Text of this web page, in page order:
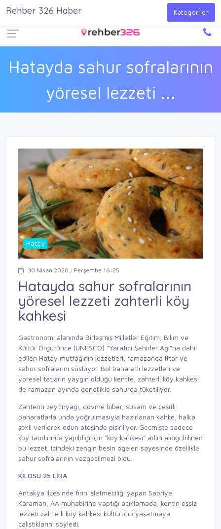
Giriş Yap
Hatayda sahur sofralarının
yöresel lezzeti ...
Rehber 326 Haber Kategoriler
Hatay
30 Nisan 2020 , Perşembe 16:25
Hatayda sahur sofralarının
yöresel lezzeti zahterli köy
kahkesi
Gastronomi alanında Birleşmiş Milletler Eğitim, Bilim ve
Kültür Örgütünce (UNESCO) "Yaratıcı Şehirler Ağı"na dahil
edilen Hatay mutfağının lezzetleri, ramazanda iftar ve
sahur sofralarını süslüyor. Bol baharatlı lezzetleri ve
yöresel tatların yaygın olduğu kentte, zahterli köy kahkesi
de ramazan ayında genellikle sahurda tüketiliyor.
Zahterin zeytinyağı, dövme biber, susam ve çeşitli
baharatlarla unda yoğrulmasıyla hazırlanan kahke, halka
şekli verilerek odun ateşinde pişiriliyor. Geçmişte sadece
köy tandırında yapıldığı için "köy kahkesi" adını aldığı bilinen
bu lezzet, içindeki zengin besin ögeleri sayesinde özellikle
sahur sofralarının vazgeçilmezi oldu.
KİLOSU 25 LİRA
Antakya ilçesinde fırın işletmeciliği yapan Sabriye
Karaman, AA muhabirine yaptığı açıklamada, kentin eşsiz
lezzeti zahterli köy kahkesi kültürünü yaşatmaya
çalıştıklarını söyledi.